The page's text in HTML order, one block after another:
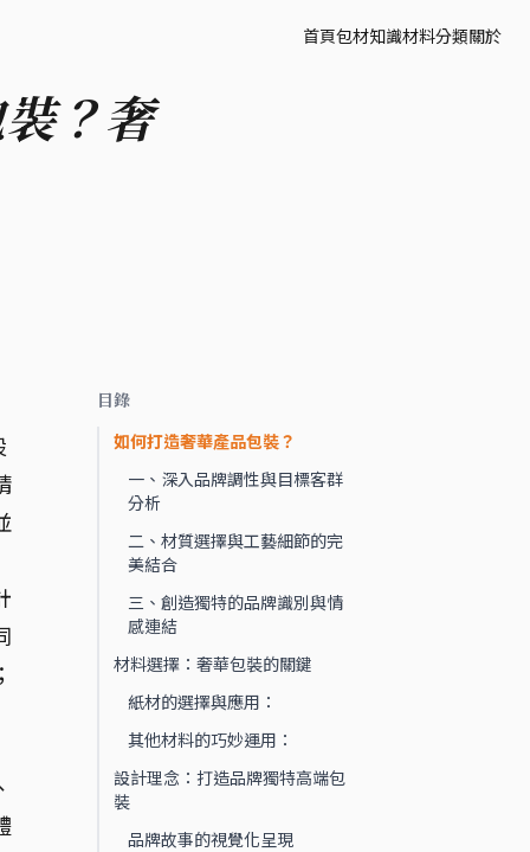
首頁包材知識材料分類關於
？奢
目錄
如何打造奢華產品包裝？
一、深入品牌調性與目標客群
分析
二、材質選擇與工藝細節的完
美結合
三、創造獨特的品牌識別與情
感連結
材料選擇：奢華包裝的關鍵
紙材的選擇與應用：
其他材料的巧妙運用：
設計理念：打造品牌獨特高端包
裝
品牌故事的視覺化呈現